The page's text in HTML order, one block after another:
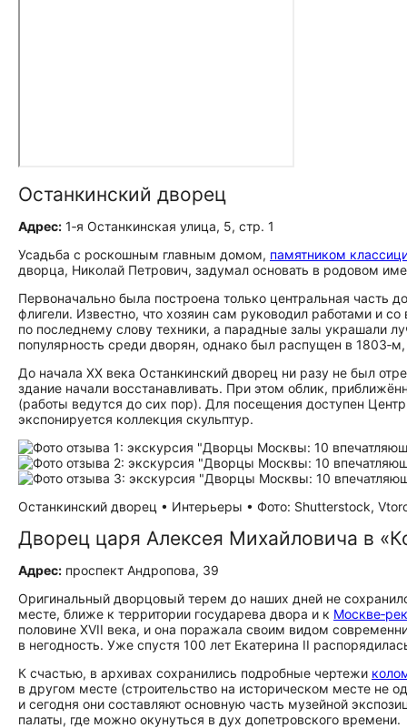
Останкинский дворец
Адрес: 1‑я Останкинская улица, 5, стр. 1
Усадьба с роскошным главным домом, памятником
дворца, Николай Петрович, задумал основать в родовом
Первоначально была построена только центральная часть
флигели. Известно, что хозяин сам руководил работами и
по последнему слову техники, а парадные залы украшали
популярность среди дворян, однако был распущен в
До начала XX века Останкинский дворец ни разу не был
здание начали восстанавливать. При этом облик,
(работы ведутся до сих пор). Для посещения доступен
экспонируется коллекция скульптур.
Останкинский дворец • Интерьеры • Фото: Shutterstock,
Дворец царя Алексея Михайловича в
Адрес: проспект Андропова, 39
Оригинальный дворцовый терем до наших дней не
месте, ближе к территории государева двора и к
половине XVII века, и она поражала своим видом
в негодность. Уже спустя 100 лет Екатерина II
К счастью, в архивах сохранились подробные чертежи
в другом месте (строительство на историческом месте не
и сегодня они составляют основную часть музейной
палаты, где можно окунуться в дух допетровского времени.